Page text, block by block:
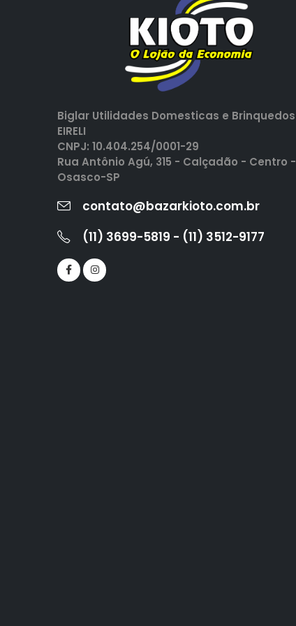
Biglar Utilidades Domesticas e Brinquedos
EIRELI
CNPJ: 10.404.254/0001-29
Rua Antônio Agú, 315 - Calçadão - Centro -
Osasco-SP
contato@bazarkioto.com.br
(11) 3699-5819 - (11) 3512-9177